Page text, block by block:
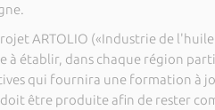
ARTOLIO («Industrie de
à établir, dans chaque région
qui fournira une formation à
être produite afin de rester